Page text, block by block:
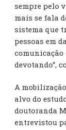
sempre pelo
mais se fala
sistema que
pessoas em
comunicação
devotando”,
A
alvo do
doutoranda
entrevistou